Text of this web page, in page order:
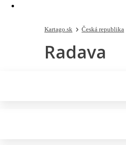
Kartago.sk Česká republika
Radava